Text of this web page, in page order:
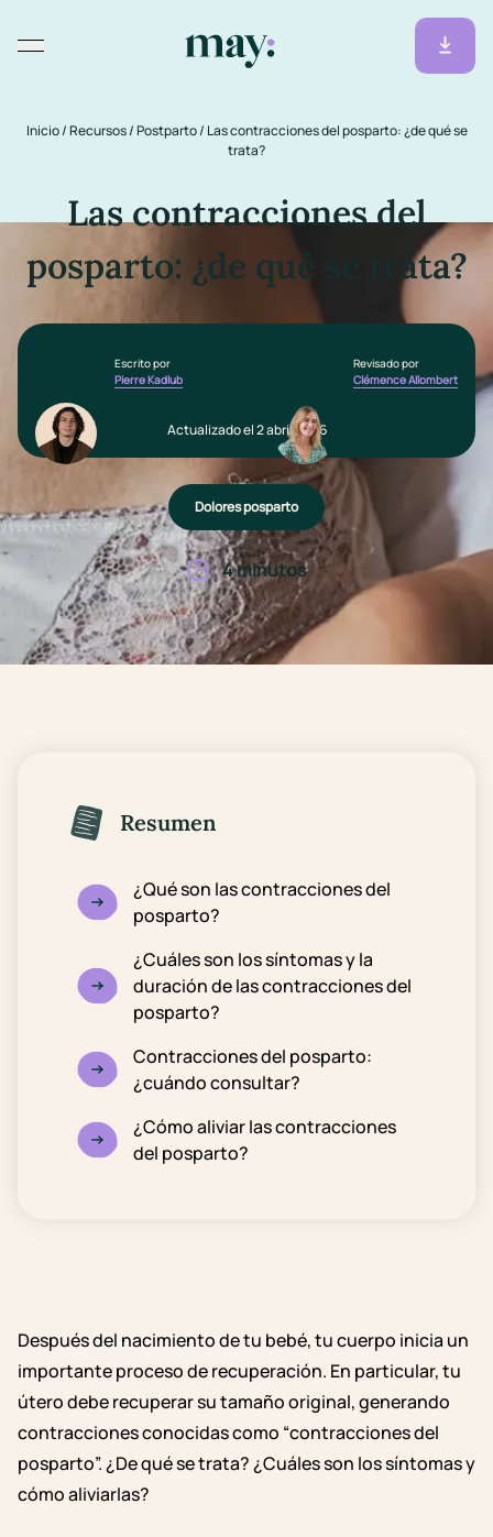
Inicio/Recursos/Postparto/ Las contracciones del posparto: ¿de qué se
trata?
Las contracciones del
posparto: ¿de qué se trata?
Escrito por
Pierre Kadlub
Revisado por
Clémence Allombert
Actualizado el 2 abril 2026
Dolores posparto
4 minutos
Resumen
¿Qué son las contracciones del
posparto?
¿Cuáles son los síntomas y la
duración de las contracciones del
posparto?
Contracciones del posparto:
¿cuándo consultar?
¿Cómo aliviar las contracciones
del posparto?
Después del nacimiento de tu bebé, tu cuerpo inicia un
importante proceso de recuperación. En particular, tu
útero debe recuperar su tamaño original, generando
contracciones conocidas como “contracciones del
posparto”. ¿De qué se trata? ¿Cuáles son los síntomas y
cómo aliviarlas?